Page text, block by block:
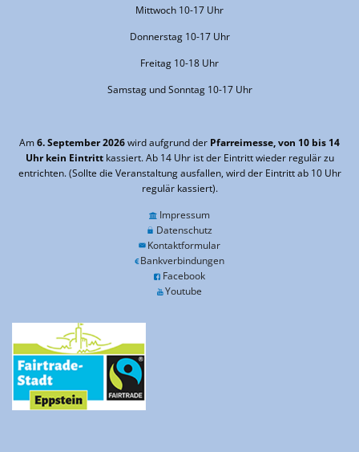
Mittwoch 10-17 Uhr
Donnerstag 10-17 Uhr
Freitag 10-18 Uhr
Samstag und Sonntag 10-17 Uhr
Am6. September 2026wird aufgrund der Pfarreimesse, von 10 bis 14
Uhr kein Eintrittkassiert. Ab 14 Uhr ist der Eintritt wieder regulär zu
entrichten. (Sollte die Veranstaltung ausfallen, wird der Eintritt ab 10 Uhr
regulär kassiert).
Impressum
Datenschutz
Kontaktformular
Bankverbindungen
Facebook
Youtube